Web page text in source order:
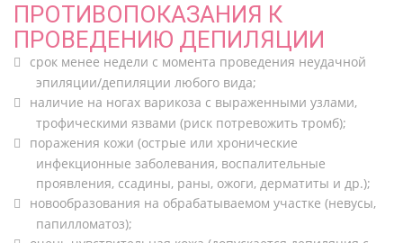
ПРОТИВОПОКАЗАНИЯ К
ПРОВЕДЕНИЮ ДЕПИЛЯЦИИ
срок менее недели с момента проведения неудачной
эпиляции/депиляции любого вида;
наличие на ногах варикоза с выраженными узлами,
трофическими язвами (риск потревожить тромб);
поражения кожи (острые или хронические
инфекционные заболевания, воспалительные
проявления, ссадины, раны, ожоги, дерматиты и др.);
новообразования на обрабатываемом участке (невусы,
папилломатоз);